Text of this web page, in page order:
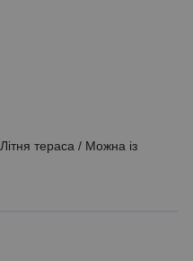
Літня тераса / Можна із